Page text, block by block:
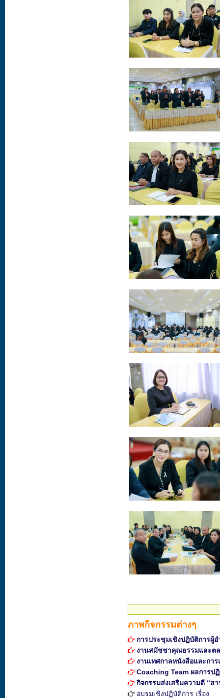
ภาพกิจกรรมต่างๆ
การประชุมเชิงปฏิบัติการผู้
งานสมัชชาคุณธรรมและต
งานเทศกาลหนังสือและกา
Coaching Team ผลการป
กิจกรรมส่งเสริมความดี “ส
อบรมเชิงปฏิบัติการ เรื่อง